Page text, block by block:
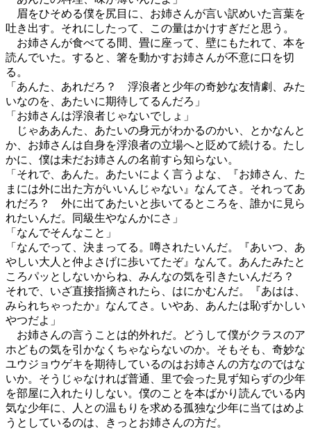
眉をひそめる僕を尻目に、お姉さんが言い訳めいた言葉を
吐き出す。それにしたって、この量はかけすぎだと思う。
お姉さんが食べてる間、畳に座って、壁にもたれて、本を
読んでいた。すると、箸を動かすお姉さんが不意に口を切
る。
「あんた、あれだろ？ 浮浪者と少年の奇妙な友情劇、みた
いなのを、あたいに期待してるんだろ」
「お姉さんは浮浪者じゃないでしょ」
じゃああんた、あたいの身元がわかるのかい、とかなんと
か、お姉さんは自身を浮浪者の立場へと貶めて続ける。たし
かに、僕は未だお姉さんの名前すら知らない。
「それで、あんた。あたいによく言うよな、『お姉さん、た
まには外に出た方がいいんじゃない』なんてさ。それってあ
れだろ？ 外に出てあたいと歩いてるところを、誰かに見ら
れたいんだ。同級生やなんかにさ」
「なんでそんなこと」
「なんでって、決まってる。噂されたいんだ。『あいつ、あ
やしい大人と仲よさげに歩いてたぞ』なんて。あんたみたと
ころパッとしないからね、みんなの気を引きたいんだろ？
それで、いざ直接指摘されたら、はにかむんだ。『あはは、
みられちゃったか』なんてさ。いやあ、あんたは恥ずかしい
やつだよ」
お姉さんの言うことは的外れだ。どうして僕がクラスのア
ホどもの気を引かなくちゃならないのか。そもそも、奇妙な
ユウジョウゲキを期待しているのはお姉さんの方なのではな
いか。そうじゃなければ普通、里で会った見ず知らずの少年
を部屋に入れたりしない。僕のことを本ばかり読んでいる内
気な少年に、人との温もりを求める孤独な少年に当てはめよ
うとしているのは、きっとお姉さんの方だ。